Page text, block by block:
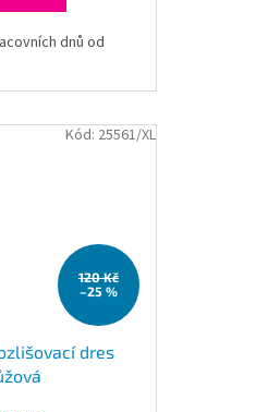
dnů od
120 Kč
–25 %
dres
Kód: 25561/XL